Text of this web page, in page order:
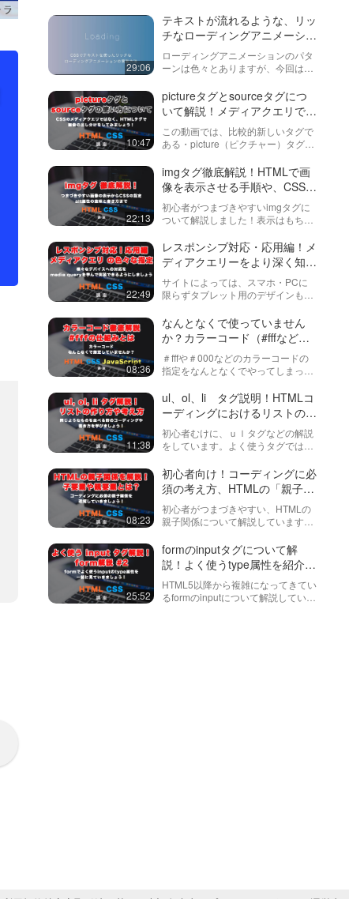
画では、そんな時に使えるCSSの
「calc」（カルク）関数の使い方・
考え方を紹介しています。また、実
際…
29:06
テキストが流れるような、リッ
チなローディングアニメーショ
ンを実装してみましょう！
ローディングアニメーションのパタ
ーンは色々とありますが、今回は文
装してみましょう。アイディア次第
で色々な形にできますので、この動
画で基本的な考え方を学びましょ
う。JS…
10:47
pictureタグとsourceタグにつ
いて解説！メディアクエリでは
なくて、HTMLタグで画像を切
り替えてみましょう！
この動画では、比較的新しいタグで
ある・picture（ピクチャー）タグ・
しています。sourceタグに記述する
ことができる・media属性・type属
性について…
22:13
imgタグ徹底解説！HTMLで画
像を表示させる手順や、CSSで
上手く指定する方法などを紹介
しています！
初心者がつまづきやすいimgタグに
ついて解説しました！表示はもちろ
やスマホなどに対応する方法、alt属
性の書き方（SEO、 アクセシビリテ
ィ、代替テキス…
22:49
レスポンシブ対応・応用編！メ
ディアクエリーをより深く知っ
て、様々な大きさのスマホ・タ
ブレットなどに対応していく方
サイトによっては、スマホ・PCに
限らずタブレット用のデザインも必
複雑な構造なCSSを書いていかなけ
ればなりません。この動画では複数
の条件を一度に指定する方法から、
実際…
08:36
なんとなくで使っていません
か？カラーコード（#fffなど）
を徹底解説！
＃fffや＃000などのカラーコードの
指定をなんとなくでやってしまって
ころを払拭しましょう！
11:38
ul、ol、li タグ説明！HTMLコ
ーディングにおけるリストの作
り方と考え方
初心者むけに、ｕｌタグなどの解説
をしています。よく使うタグではあ
方をしたら良いのか？がなかなか分
かりづらいタグですので、この動画
で理解していっていただければと思
います。
08:23
初心者向け！コーディングに必
須の考え方、HTMLの「親子関
係」と「インデント」の揃え方
解説
初心者がつまづきやすい、HTMLの
親子関係について解説しています。
素とは何か？などを解説していま
す。
25:52
formのinputタグについて解
説！よく使うtype属性を紹介
し、実際の表示なども確認して
いきます！ form#2
HTML5以降から複雑になってきてい
るformのinputについて解説していま